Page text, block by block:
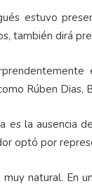
estuvo
también dirá
Rúben Dias,
es la ausencia
optó por
natural. En